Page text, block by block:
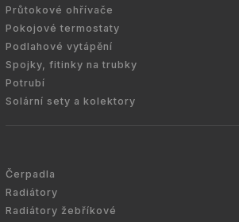
Průtokové ohřívače
Pokojové termostaty
Podlahové vytápění
Spojky, fitinky na trubky
Potrubí
Solární sety a kolektory
Čerpadla
Radiátory
Radiátory žebříkové